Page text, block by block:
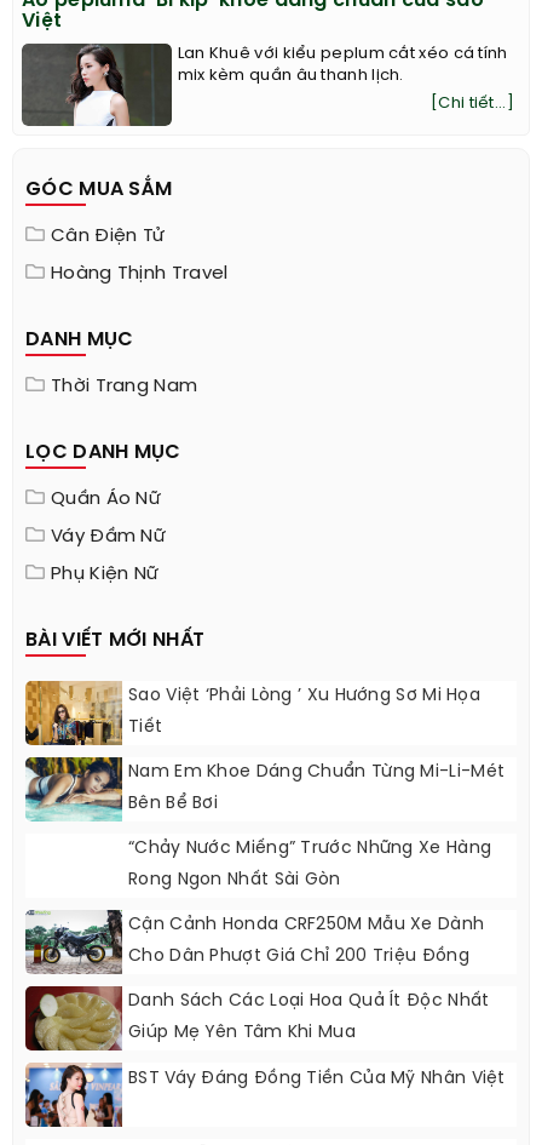
Việt
Lan Khuê với kiểu peplum cắt xéo cá tính
mix kèm quần âu thanh lịch.
[Chi tiết...]
GÓC MUA SẮM
Cân Điện Tử
Hoàng Thịnh Travel
DANH MỤC
Thời Trang Nam
LỌC DANH MỤC
Quần Áo Nữ
Váy Đầm Nữ
Phụ Kiện Nữ
BÀI VIẾT MỚI NHẤT
Sao Việt ‘phải Lòng ’ Xu Hướng Sơ Mi Họa
Tiết
Nam Em Khoe Dáng Chuẩn Từng Mi-Li-Mét
Bên Bể Bơi
“Chảy Nước Miếng” Trước Những Xe Hàng
Rong Ngon Nhất Sài Gòn
Cận Cảnh Honda CRF250M Mẫu Xe Dành
Cho Dân Phượt Giá Chỉ 200 Triệu Đồng
Danh Sách Các Loại Hoa Quả Ít Độc Nhất
Giúp Mẹ Yên Tâm Khi Mua
BST Váy Đáng Đồng Tiền Của Mỹ Nhân Việt